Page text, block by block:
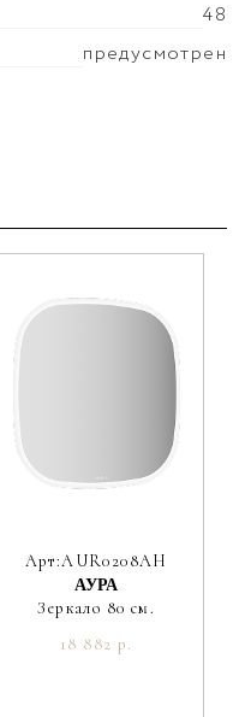
48
предусмотрен
туман
Арт:AUR0208AH
АУРА
Зеркало 80 см.
18 882 р.